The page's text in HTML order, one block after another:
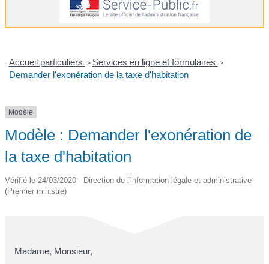
Accueil particuliers > Services en ligne et formulaires >
Demander l'exonération de la taxe d'habitation
Modèle
Modèle : Demander l'exonération de
la taxe d'habitation
Vérifié le 24/03/2020 - Direction de l'information légale et administrative
(Premier ministre)
Madame, Monsieur,